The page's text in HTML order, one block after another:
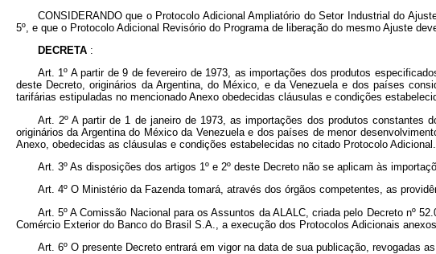
CONSIDERANDO que o Protocolo Adicional Ampliatório do Setor Industrial do
5º, e que o Protocolo Adicional Revisório do Programa de liberação do mesmo Ajuste
DECRETA :
Art. 1º A partir de 9 de fevereiro de 1973, as importações dos produtos
deste Decreto, originários da Argentina, do México, e da Venezuela e dos países
tarifárias estipuladas no mencionado Anexo obedecidas cláusulas e condições
Art. 2º A partir de 1 de janeiro de 1973, as importações dos produtos constantes
originários da Argentina do México da Venezuela e dos países de menor
Anexo, obedecidas as cláusulas e condições estabelecidas no citado Protocolo Adicional.
Art. 3º As disposições dos artigos 1º e 2º deste Decreto não se aplicam às
Art. 4º O Ministério da Fazenda tomará, através dos órgãos competentes, as
Art. 5º A Comissão Nacional para os Assuntos da ALALC, criada pelo Decreto nº
Comércio Exterior do Banco do Brasil S.A., a execução dos Protocolos Adicionais
Art. 6º O presente Decreto entrará em vigor na data de sua publicação, revogadas